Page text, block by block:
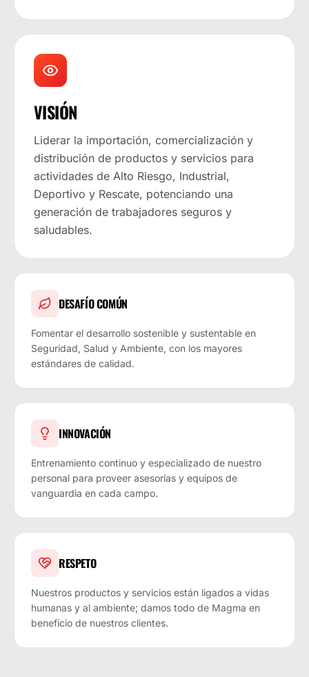
VISIÓN
Liderar la importación, comercialización y
distribución de productos y servicios para
actividades de Alto Riesgo, Industrial,
Deportivo y Rescate, potenciando una
generación de trabajadores seguros y
saludables.
DESAFÍO COMÚN
Fomentar el desarrollo sostenible y sustentable en
Seguridad, Salud y Ambiente, con los mayores
estándares de calidad.
INNOVACIÓN
Entrenamiento continuo y especializado de nuestro
personal para proveer asesorías y equipos de
vanguardia en cada campo.
RESPETO
Nuestros productos y servicios están ligados a vidas
humanas y al ambiente; damos todo de Magma en
beneficio de nuestros clientes.